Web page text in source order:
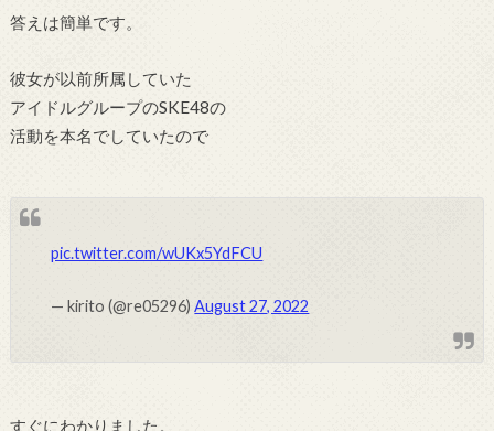
答えは簡単です。
彼女が以前所属していた
アイドルグループのSKE48の
活動を本名でしていたので
pic.twitter.com/wUKx5YdFCU
— kirito (@re05296)August 27, 2022
すぐにわかりました。